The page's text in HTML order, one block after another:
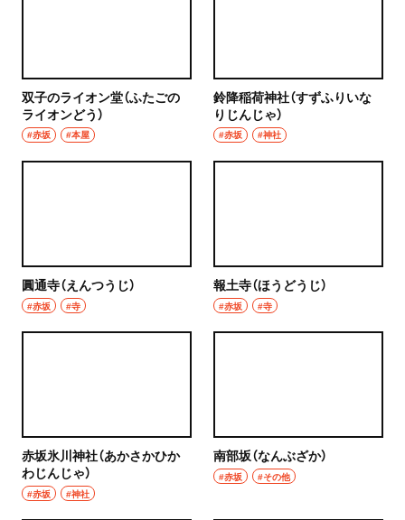
双子のライオン堂（ふたごの
ライオンどう）
#赤坂 #本屋
鈴降稲荷神社（すずふりいな
りじんじゃ）
#赤坂 #神社
圓通寺（えんつうじ）
#赤坂 #寺
報土寺（ほうどうじ）
#赤坂 #寺
赤坂氷川神社（あかさかひか
わじんじゃ）
#赤坂 #神社
南部坂（なんぶざか）
#赤坂 #その他